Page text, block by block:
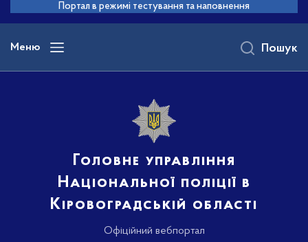
основного
вмісту
Портал в режимі тестування та наповнення
Меню
Головне управління
Національної поліції в
Кіровоградській області
Офіційний вебпортал
Пошук